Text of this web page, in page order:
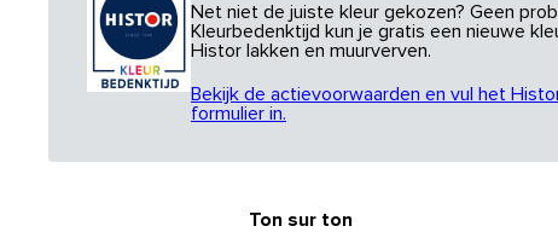
Net niet de juiste kleur gekozen? Geen
Kleurbedenktijd kun je gratis een nieuwe
Histor lakken en muurverven.
Bekijk de actievoorwaarden en vul het
formulier in.
Ton sur ton